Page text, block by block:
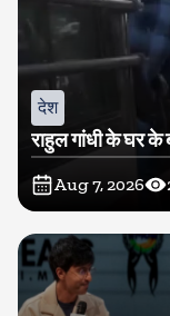
देश
राहुल गांधी के घर के
Aug 7, 2026